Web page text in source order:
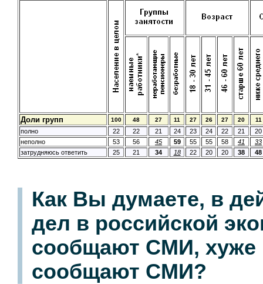
Доли групп 100 48 27 11 27 26 27 20 11
полно 22 22 21 24 23 24 22 21
20
неполно
53 56 45 59 55 55 58 41
33
затрудняюсь ответить
25 21 34 18 22 20 20 38 48
Как Вы думаете, в
дел в российской
сообщают СМИ, хуже
сообщают СМИ?